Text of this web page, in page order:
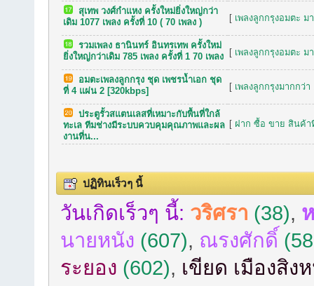
สุเทพ วงศ์กำแหง ครั้งใหม่ยิ่งใหญ่กว่า
เดิม 1077 เพลง ครั้งที่ 10 ( 70 เพลง )
[ เพลงลูกกรุงอมตะ ม
รวมเพลง ธานินทร์ อินทรเทพ ครั้งใหม่
ยิ่งใหญ่กว่าเดิม 785 เพลง ครั้งที่ 1 70 เพลง
[ เพลงลูกกรุงอมตะ ม
อมตะเพลงลูกกรุง ชุด เพชรน้ำเอก ชุด
ที่ 4 แผ่น 2 [320kbps]
[ เพลงลูกกรุงมากกว่
ประตูรั้วสแตนเลสที่เหมาะกับพื้นที่ใกล้
ทะเล ทีมช่างมีระบบควบคุมคุณภาพและผล
งานที่น...
[ ฝาก ซื้อ ขาย สินค้า
ปฏิทินเร็วๆ นี้
วันเกิดเร็วๆ นี้: วริศรา (38),
นายหนัง (607), ณรงศักดิ์
ระยอง (602), เขียด เมืองสิง